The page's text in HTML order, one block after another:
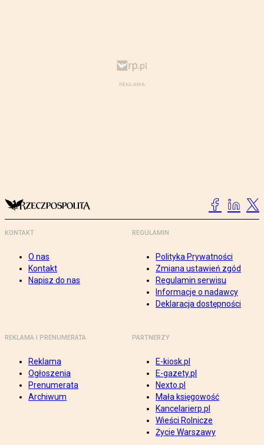
KONTAKT
O nas
Kontakt
Napisz do nas
REGULAMIN
Polityka Prywatności
Zmiana ustawień zgód
Regulamin serwisu
Informacje o nadawcy
Deklaracja dostępności
REKLAMA I PRENUMERATA
Reklama
Ogłoszenia
Prenumerata
Archiwum
PARTNERZY
E-kiosk.pl
E-gazety.pl
Nexto.pl
Mała księgowość
Kancelarierp.pl
Wieści Rolnicze
Życie Warszawy